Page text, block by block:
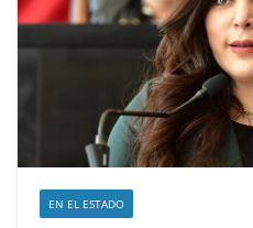
EN EL ESTADO